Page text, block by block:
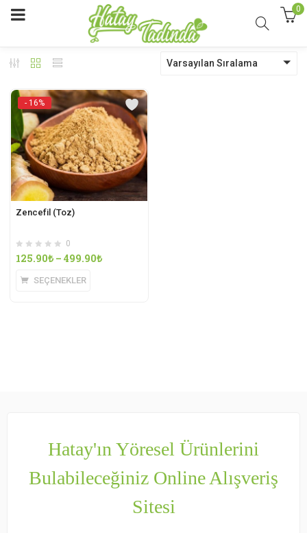
0
Varsayılan Sıralama
- 16%
Zencefil (Toz)
0
125.90₺ –499.90₺
SEÇENEKLER
Hatay'ın Yöresel Ürünlerini
Bulabileceğiniz Online Alışveriş
Sitesi